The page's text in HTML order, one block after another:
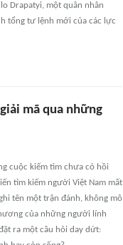
Drapatyi, một quân nhân
tổng tư lệnh mới của các lực
mã qua những
cuộc kiếm tìm chưa có hồi
tìm kiếm người Việt Nam mất
tên một trận đánh, không mô
của những người lính
ra một câu hỏi day dứt: